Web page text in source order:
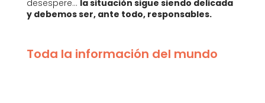
desespere… la situación sigue siendo delicada
y debemos ser, ante todo, responsables.
Toda la información del mundo